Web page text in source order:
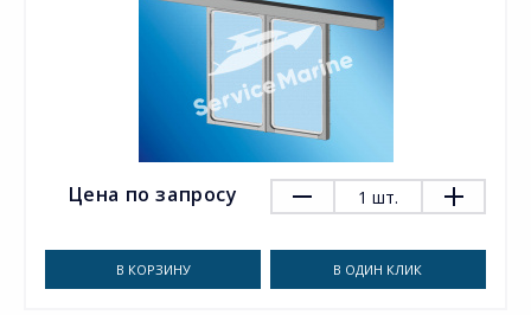
Цена по запросу 1 шт.
В КОРЗИНУ В ОДИН КЛИК